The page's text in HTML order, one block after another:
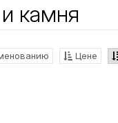
камня
Цене